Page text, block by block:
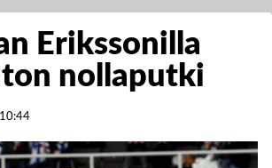
Erikssonilla
nollaputki
10:44